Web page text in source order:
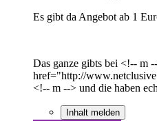
Es gibt da Angebot ab 1
Das ganze gibts bei <!-- m
href="http://
<!-- m --> und die haben
Inhalt melden